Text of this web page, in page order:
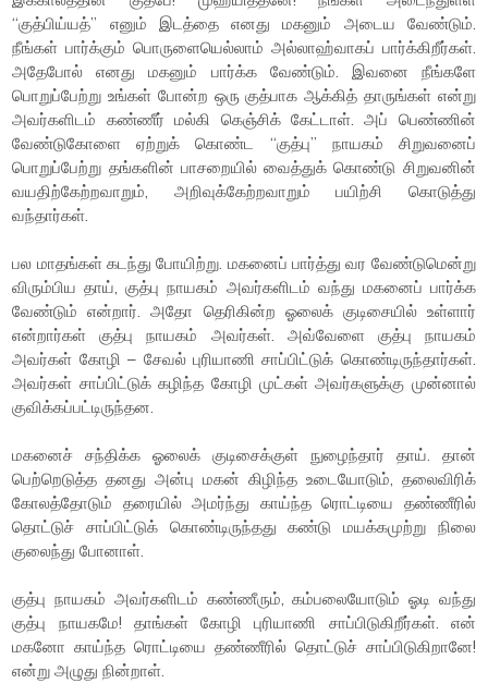
“குத்பிய்யத்” எனும் இடத்தை எனது மகனும் அடைய வேண்டும்.
நீங்கள் பார்க்கும் பொருளையெல்லாம் அல்லாஹ்வாகப் பார்க்கிறீர்கள்.
அதேபோல் எனது மகனும் பார்க்க வேண்டும். இவனை நீங்களே
பொறுப்பேற்று உங்கள் போன்ற ஒரு குத்பாக ஆக்கித் தாருங்கள் என்று
அவர்களிடம் கண்ணீர் மல்கி கெஞ்சிக் கேட்டாள். அப் பெண்ணின்
வேண்டுகோளை ஏற்றுக் கொண்ட “குத்பு” நாயகம் சிறுவனைப்
பொறுப்பேற்று தங்களின் பாசறையில் வைத்துக் கொண்டு சிறுவனின்
வயதிற்கேற்றவாறும், அறிவுக்கேற்றவாறும் பயிற்சி கொடுத்து
வந்தார்கள்.
பல மாதங்கள் கடந்து போயிற்று. மகனைப் பார்த்து வர வேண்டுமென்று
விரும்பிய தாய், குத்பு நாயகம் அவர்களிடம் வந்து மகனைப் பார்க்க
வேண்டும் என்றார். அதோ தெரிகின்ற ஓலைக் குடிசையில் உள்ளார்
என்றார்கள் குத்பு நாயகம் அவர்கள். அவ்வேளை குத்பு நாயகம்
அவர்கள் கோழி – சேவல் புரியாணி சாப்பிட்டுக் கொண்டிருந்தார்கள்.
அவர்கள் சாப்பிட்டுக் கழிந்த கோழி முட்கள் அவர்களுக்கு முன்னால்
குவிக்கப்பட்டிருந்தன.
மகனைச் சந்திக்க ஓலைக் குடிசைக்குள் நுழைந்தார் தாய். தான்
பெற்றெடுத்த தனது அன்பு மகன் கிழிந்த உடையோடும், தலைவிரிக்
கோலத்தோடும் தரையில் அமர்ந்து காய்ந்த ரொட்டியை தண்ணீரில்
தொட்டுச் சாப்பிட்டுக் கொண்டிருந்தது கண்டு மயக்கமுற்று நிலை
குலைந்து போனாள்.
குத்பு நாயகம் அவர்களிடம் கண்ணீரும், கம்பலையோடும் ஓடி வந்து
குத்பு நாயகமே! தாங்கள் கோழி புரியாணி சாப்பிடுகிறீர்கள். என்
மகனோ காய்ந்த ரொட்டியை தண்ணீரில் தொட்டுச் சாப்பிடுகிறானே!
என்று அழுது நின்றாள்.